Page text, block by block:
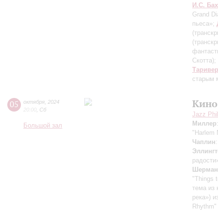
И.С. Бах
Grand
пьеса»;
Скотта);
старым
05 октября 2024
20:00 Сб
Большой зал
Jazz
Миллер
"Harlem
Чаплин
Шерман
"Things
тема из
река»)